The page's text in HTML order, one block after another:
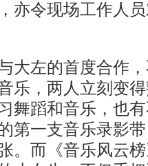
亦令现场工作人
左的首度合作，
乐，两人立刻变
舞蹈和音乐，也
第一支音乐录影
。而《音乐风云